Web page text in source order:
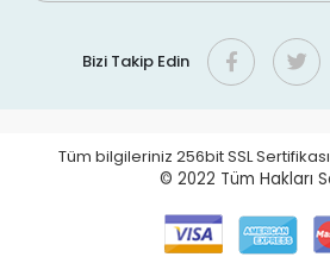
Bizi Takip Edin
Tüm bilgileriniz 256bit SSL
© 2022 Tüm Hakları